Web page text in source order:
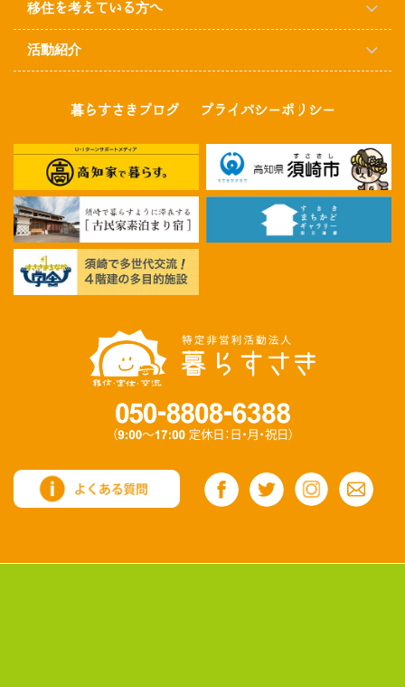
移住を考えている方へ
活動紹介
暮らすさきブログ プライバシーポリシー